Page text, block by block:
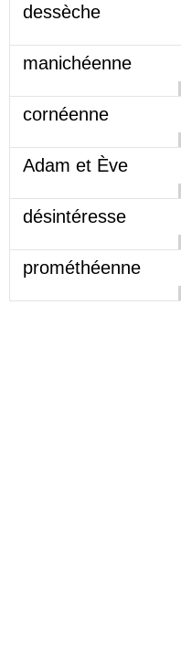
dessèche
manichéenne
cornéenne
Adam et Ève
désintéresse
prométhéenne